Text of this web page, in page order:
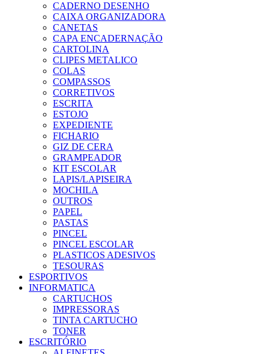
CADERNO DESENHO
CAIXA ORGANIZADORA
CANETAS
CAPA ENCADERNAÇÃO
CARTOLINA
CLIPES METALICO
COLAS
COMPASSOS
CORRETIVOS
ESCRITA
ESTOJO
EXPEDIENTE
FICHARIO
GIZ DE CERA
GRAMPEADOR
KIT ESCOLAR
LAPIS/LAPISEIRA
MOCHILA
OUTROS
PAPEL
PASTAS
PINCEL
PINCEL ESCOLAR
PLASTICOS ADESIVOS
TESOURAS
ESPORTIVOS
INFORMATICA
CARTUCHOS
IMPRESSORAS
TINTA CARTUCHO
TONER
ESCRITÓRIO